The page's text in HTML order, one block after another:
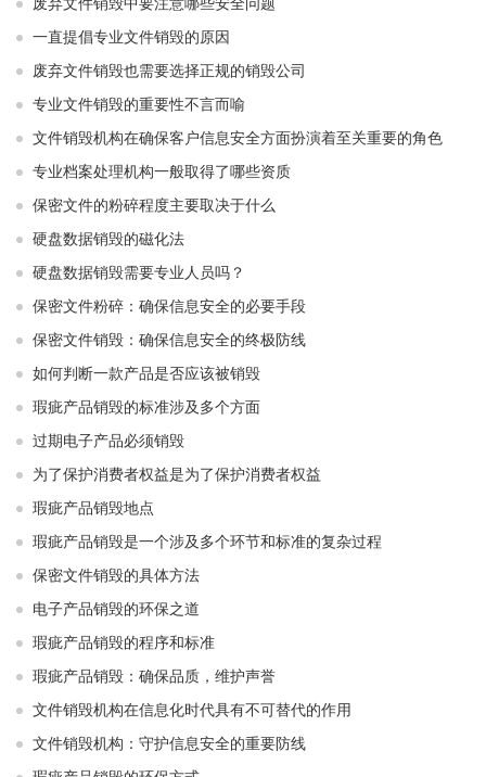
一直提倡专业文件销毁的原因
废弃文件销毁也需要选择正规的销毁公司
专业文件销毁的重要性不言而喻
文件销毁机构在确保客户信息安全方面扮演着至关重要的角色
专业档案处理机构一般取得了哪些资质
保密文件的粉碎程度主要取决于什么
硬盘数据销毁的磁化法
硬盘数据销毁需要专业人员吗？
保密文件粉碎：确保信息安全的必要手段
保密文件销毁：确保信息安全的终极防线
如何判断一款产品是否应该被销毁
瑕疵产品销毁的标准涉及多个方面
过期电子产品必须销毁
为了保护消费者权益是为了保护消费者权益
瑕疵产品销毁地点
瑕疵产品销毁是一个涉及多个环节和标准的复杂过程
保密文件销毁的具体方法
电子产品销毁的环保之道
瑕疵产品销毁的程序和标准
瑕疵产品销毁：确保品质，维护声誉
文件销毁机构在信息化时代具有不可替代的作用
文件销毁机构：守护信息安全的重要防线